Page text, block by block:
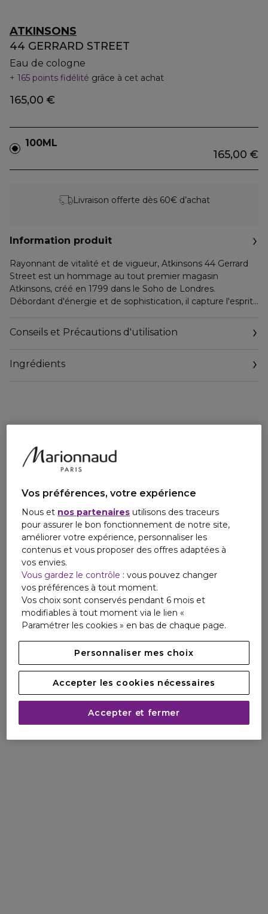
ATKINSONS
44 GERRARD STREET
Eau de cologne
165 points fidélité grâce à cet achat
165,00 €
100ML
165,00 €
Livraison offerte dès 60€ d’achat
Information produit
Rayonnant de vitalité et de vigueur, Atkinsons 44 Gerrard
Street est un hommage au tout premier magasin
Atkinsons, créé en 1799 dans le Soho de Londres.
Débordant d'énergie et de sophistication, il capture l'esprit
notes rafraîchissantes et revigorantes d'eucalyptus frais, de
gingembre épicé et de citron vert frais jusqu'à un coeur
Des notes ambrées évoquent un fond boisé, très
Conseils et Précautions d'utilisation
Ingrédients
Vos préférences, votre expérience
Nous et nos partenaires utilisons des traceurs
pour assurer le bon fonctionnement de notre site,
améliorer votre expérience, personnaliser les
contenus et vous proposer des offres adaptées à
vos envies.
Vous gardez le contrôle : vous pouvez changer
vos préférences à tout moment.
Vos choix sont conservés pendant 6 mois et
modifiables à tout moment via le lien «
Paramétrer les cookies » en bas de chaque page.
Personnaliser mes choix
Accepter les cookies nécessaires
Accepter et fermer